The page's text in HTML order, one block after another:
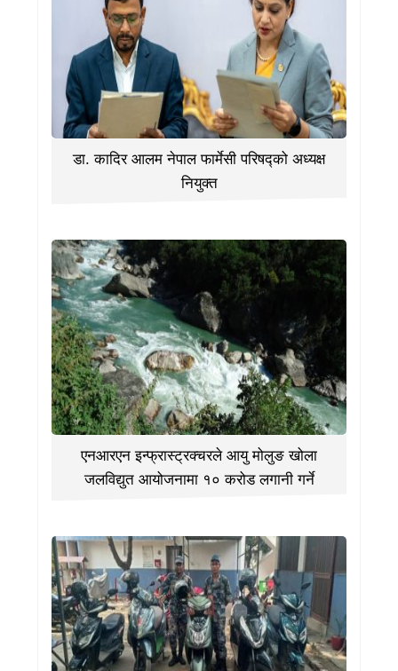
डा. कादिर आलम नेपाल फार्मेसी परिषद्को अध्यक्ष
नियुक्त
एनआरएन इन्फ्रास्ट्रक्चरले आयु मोलुङ खोला
जलविद्युत आयोजनामा १० करोड लगानी गर्ने